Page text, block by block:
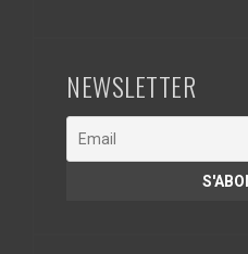
NEWSLETTER